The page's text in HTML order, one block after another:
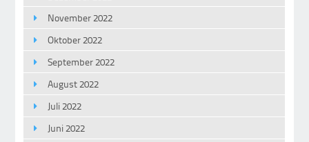
November 2022
Oktober 2022
September 2022
August 2022
Juli 2022
Juni 2022